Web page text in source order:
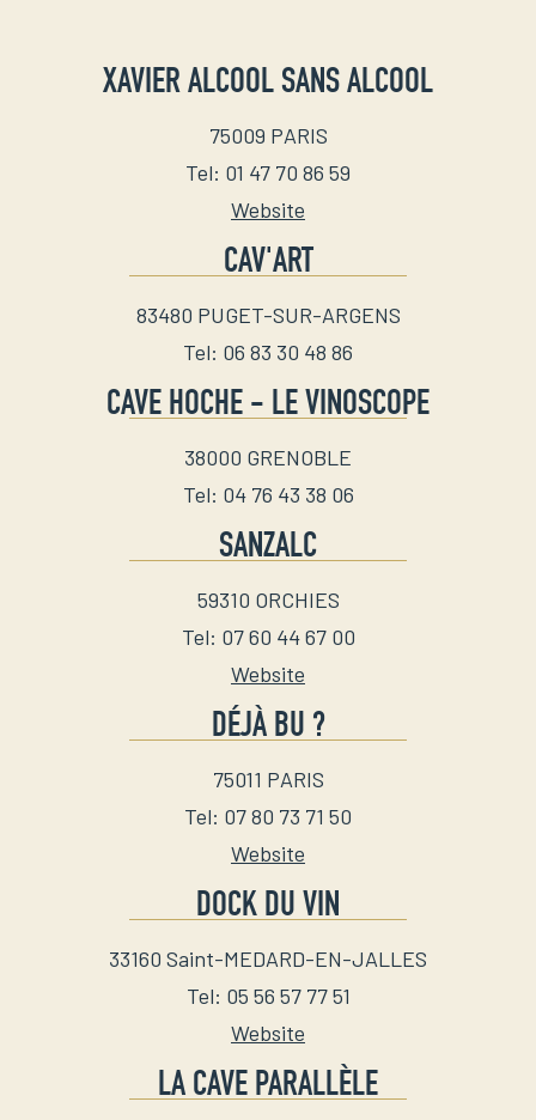
XAVIER ALCOOL SANS ALCOOL
75009 PARIS
Tel: 01 47 70 86 59
Website
CAV'ART
83480 PUGET-SUR-ARGENS
Tel: 06 83 30 48 86
CAVE HOCHE - LE VINOSCOPE
38000 GRENOBLE
Tel: 04 76 43 38 06
SANZALC
59310 ORCHIES
Tel: 07 60 44 67 00
Website
DÉJÀ BU ?
75011 PARIS
Tel: 07 80 73 71 50
Website
DOCK DU VIN
33160 Saint-MEDARD-EN-JALLES
Tel: 05 56 57 77 51
Website
LA CAVE PARALLÈLE